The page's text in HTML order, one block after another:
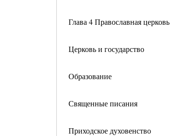
Глава 4 Православная церковь
Церковь и государство
Образование
Священные писания
Приходское духовенство